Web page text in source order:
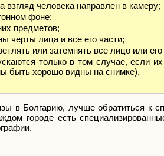
человека направлен в камеру;
фоне;
предметов;
черты лица и все его части;
или затемнять все лицо или его
только в том случае, если
быть хорошо видны на снимке).
в Болгарию, лучше обратиться к
городе есть